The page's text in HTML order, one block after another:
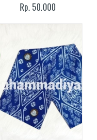
Rp. 50.000